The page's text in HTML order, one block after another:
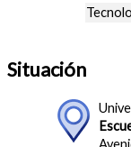
Situación